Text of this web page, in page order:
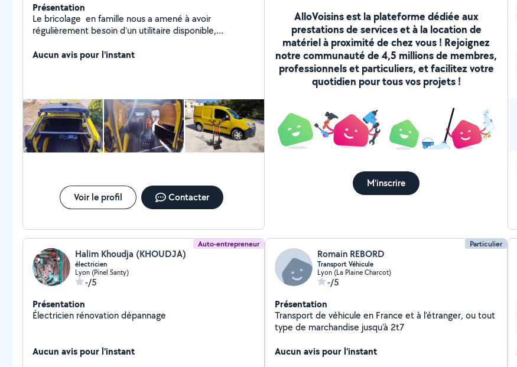
Présentation
Le bricolage ️ en famille nous a amené à avoir
régulièrement besoin d'un utilitaire disponible,
plus grand nombre! Bonne route ️
Aucun avis pour l'instant
Voir le profil Contacter
AlloVoisins est la plateforme dédiée aux
prestations de services et à la location de
matériel à proximité de chez vous ! Rejoignez
notre communauté de 4,5 millions de membres,
professionnels et particuliers, et facilitez votre
quotidien pour tous vos projets !
M'inscrire
Auto-entrepreneur
Halim Khoudja (KHOUDJA)
électricien
Lyon (Pinel Santy)
-/5
Présentation
Électricien rénovation dépannage
Aucun avis pour l'instant
Particulier
Romain REBORD
Transport Véhicule
Lyon (La Plaine Charcot)
-/5
Présentation
Transport de véhicule en France et à l'étranger, ou tout
type de marchandise jusqu'à 2t7
Aucun avis pour l'instant